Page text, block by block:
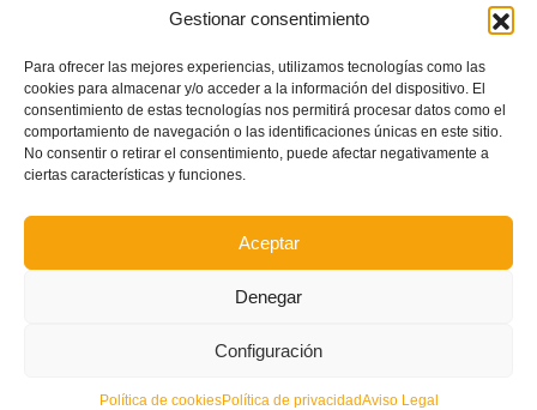
Gestionar consentimiento
Para ofrecer las mejores experiencias, utilizamos tecnologías como las
cookies para almacenar y/o acceder a la información del dispositivo. El
consentimiento de estas tecnologías nos permitirá procesar datos como el
comportamiento de navegación o las identificaciones únicas en este sitio.
No consentir o retirar el consentimiento, puede afectar negativamente a
ciertas características y funciones.
Aceptar
Denegar
Configuración
Política de cookiesPolítica de privacidadAviso Legal
Por su parte, el Recambios Colón de Catarroja venció en la otra semifinal
que el partido finalizara con empate sin goles.